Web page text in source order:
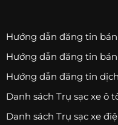
Hướng dẫn đăng tin
Hướng dẫn đăng tin
Hướng dẫn đăng tin
Danh sách Trụ sạc xe ô
Danh sách Trụ sạc xe